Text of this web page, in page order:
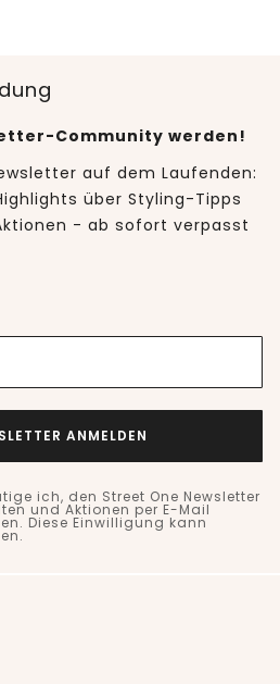
Community werden!
auf dem Laufenden:
über Styling-Tipps
- ab sofort verpasst
ANMELDEN
ich, den Street One Newsletter
und Aktionen per E-Mail
Diese Einwilligung kann